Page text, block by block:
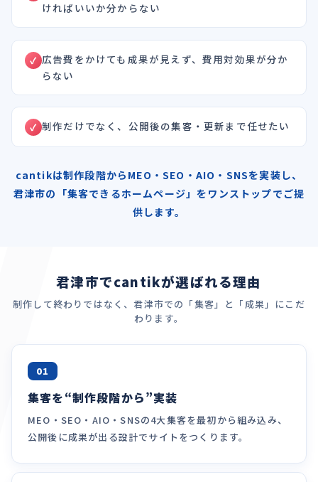
ければいいか分からない
広告費をかけても成果が見えず、費用対効果が分か
らない
制作だけでなく、公開後の集客・更新まで任せたい
cantikは制作段階からMEO・SEO・AIO・SNSを実装し、
君津市の「集客できるホームページ」をワンストップでご提
供します。
君津市でcantikが選ばれる理由
制作して終わりではなく、君津市での「集客」と「成果」にこだ
わります。
01
集客を“制作段階から”実装
MEO・SEO・AIO・SNSの4大集客を最初から組み込み、
公開後に成果が出る設計でサイトをつくります。